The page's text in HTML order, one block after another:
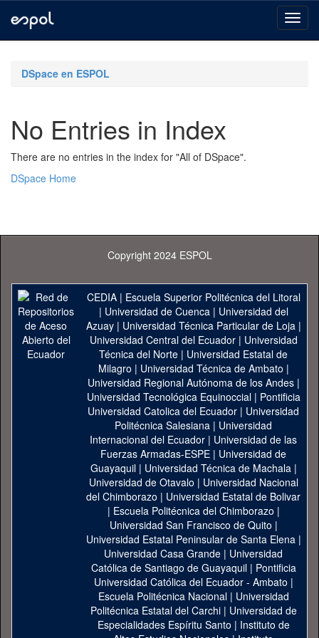
navigationDSpace en ESPOL
No Entries in Index
There are no entries in the index for "All of DSpace".
DSpace Home
Copyright 2024 ESPOL
CEDIA| Escuela Superior Politécnica del Litoral
| Universidad de Cuenca| Universidad del
Azuay| Universidad Técnica Particular de Loja|
Universidad Central del Ecuador| Universidad
Técnica del Norte | Universidad Estatal de
Milagro | Universidad Técnica de Ambato |
Universidad Regional Autónoma de los Andes|
Universidad Tecnológica Equinoccial| Pontificia
Universidad Catolica del Ecuador | Universidad
Politécnica Salesiana | Universidad
Internacional del Ecuador | Universidad de las
Fuerzas Armadas-ESPE | Universidad de
Guayaquil| Universidad Técnica de Machala|
Universidad de Otavalo | Universidad Nacional
del Chimborazo | Universidad Estatal de Bolivar
| Escuela Politécnica del Chimborazo |
Universidad San Francisco de Quito |
Universidad Estatal Peninsular de Santa Elena|
Universidad Casa Grande | Universidad
Católica de Santiago de Guayaquil| Pontificia
Universidad Católica del Ecuador - Ambato |
Escuela Politécnica Nacional| Universidad
Politécnica Estatal del Carchi| Universidad de
Especialidades Espíritu Santo | Instituto de